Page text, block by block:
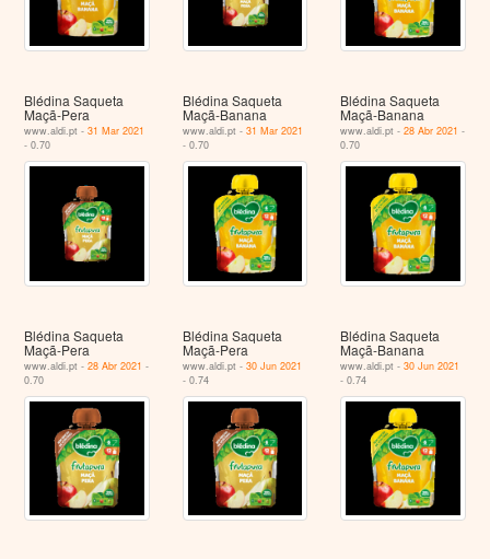
Blédina Saqueta
Maçã-Pera
www.aldi.pt -31 Mar 2021
- 0.70
Blédina Saqueta
Maçã-Banana
www.aldi.pt - 31 Mar 2021
- 0.70
Blédina Saqueta
Maçã-Banana
www.aldi.pt -28 Abr 2021 -
0.70
Blédina Saqueta
Maçã-Pera
www.aldi.pt -28 Abr 2021 -
0.70
Blédina Saqueta
Maçã-Pera
www.aldi.pt - 30 Jun 2021
- 0.74
Blédina Saqueta
Maçã-Banana
www.aldi.pt -30 Jun 2021
- 0.74